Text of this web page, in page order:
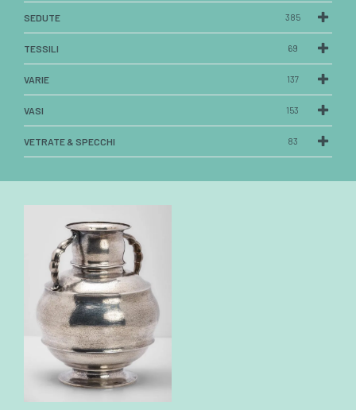
SEDUTE 385
TESSILI 69
VARIE 137
VASI 153
VETRATE & SPECCHI 83